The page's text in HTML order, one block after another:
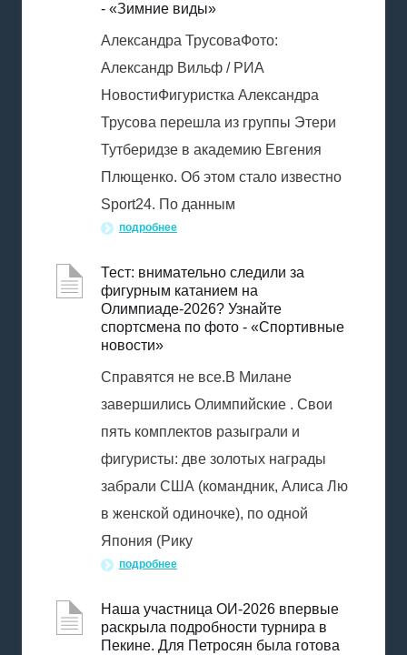
- «Зимние виды»
Александра ТрусоваФото:
Александр Вильф / РИА
НовостиФигуристка Александра
Трусова перешла из группы Этери
Тутберидзе в академию Евгения
Плющенко. Об этом стало известно
Sport24. По данным
подробнее
Тест: внимательно следили за
фигурным катанием на
Олимпиаде-2026? Узнайте
спортсмена по фото - «Спортивные
новости»
Справятся не все.В Милане
завершились Олимпийские . Свои
пять комплектов разыграли и
фигуристы: две золотых награды
забрали США (командник, Алиса Лю
в женской одиночке), по одной
Япония (Рику
подробнее
Наша участница ОИ-2026 впервые
раскрыла подробности турнира в
Пекине. Для Петросян была готова